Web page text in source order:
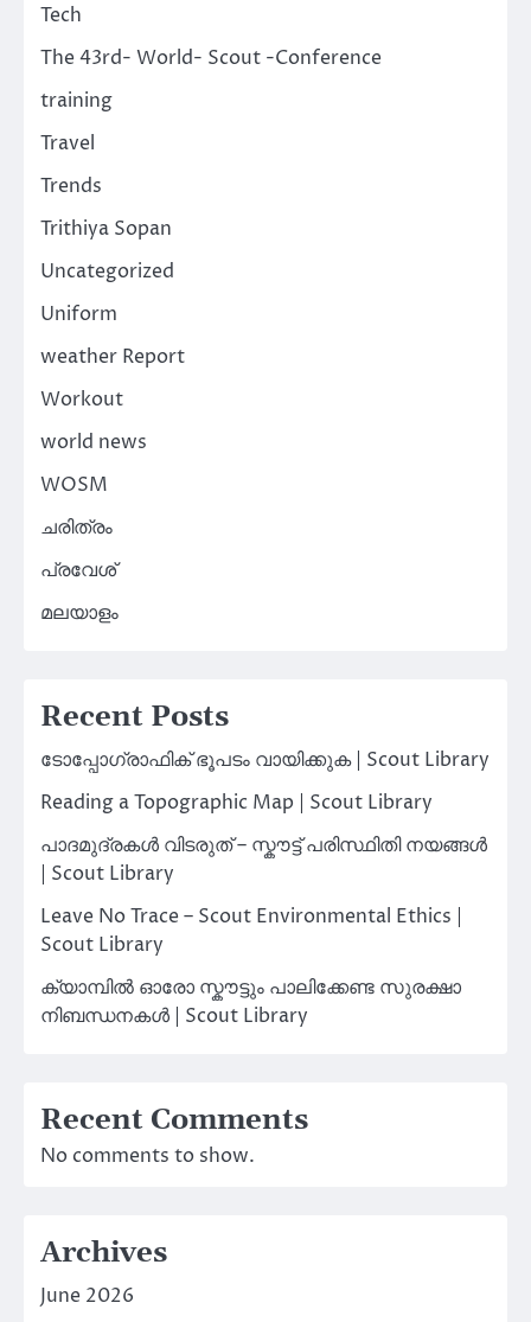
Tech
The 43rd- World- Scout -Conference
training
Travel
Trends
Trithiya Sopan
Uncategorized
Uniform
weather Report
Workout
world news
WOSM
ചരിത്രം
പ്രവേശ്
മലയാളം
Recent Posts
ടോപ്പോഗ്രാഫിക് ഭൂപടം വായിക്കുക | Scout Library
Reading a Topographic Map | Scout Library
പാദമുദ്രകൾ വിടരുത് – സ്കൗട്ട് പരിസ്ഥിതി നയങ്ങൾ
| Scout Library
Leave No Trace – Scout Environmental Ethics |
Scout Library
ക്യാമ്പിൽ ഓരോ സ്കൗട്ടും പാലിക്കേണ്ട സുരക്ഷാ
നിബന്ധനകൾ | Scout Library
Recent Comments
No comments to show.
Archives
June 2026